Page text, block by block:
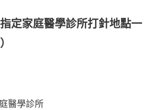
定家庭醫學診所打針地點一
醫學診所